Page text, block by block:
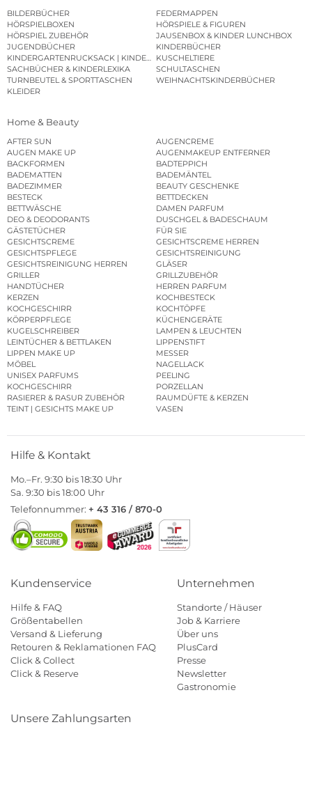
BILDERBÜCHER
FEDERMAPPEN
HÖRSPIELBOXEN
HÖRSPIELE & FIGUREN
HÖRSPIEL ZUBEHÖR
JAUSENBOX & KINDER LUNCHBOX
JUGENDBÜCHER
KINDERBÜCHER
KINDERGARTENRUCKSACK | KINDERGARTENBEUTEL
KUSCHELTIERE
SACHBÜCHER & KINDERLEXIKA
SCHULTASCHEN
TURNBEUTEL & SPORTTASCHEN
WEIHNACHTSKINDERBÜCHER
KLEIDER
Home & Beauty
AFTER SUN
AUGENCREME
AUGEN MAKE UP
AUGENMAKEUP ENTFERNER
BACKFORMEN
BADTEPPICH
BADEMATTEN
BADEMÄNTEL
BADEZIMMER
BEAUTY GESCHENKE
BESTECK
BETTDECKEN
BETTWÄSCHE
DAMEN PARFUM
DEO & DEODORANTS
DUSCHGEL & BADESCHAUM
GÄSTETÜCHER
FÜR SIE
GESICHTSCREME
GESICHTSCREME HERREN
GESICHTSPFLEGE
GESICHTSREINIGUNG
GESICHTSREINIGUNG HERREN
GLÄSER
GRILLER
GRILLZUBEHÖR
HANDTÜCHER
HERREN PARFUM
KERZEN
KOCHBESTECK
KOCHGESCHIRR
KOCHTÖPFE
KÖRPERPFLEGE
KÜCHENGERÄTE
KUGELSCHREIBER
LAMPEN & LEUCHTEN
LEINTÜCHER & BETTLAKEN
LIPPENSTIFT
LIPPEN MAKE UP
MESSER
MÖBEL
NAGELLACK
UNISEX PARFUMS
PEELING
KOCHGESCHIRR
PORZELLAN
RASIERER & RASUR ZUBEHÖR
RAUMDÜFTE & KERZEN
TEINT | GESICHTS MAKE UP
VASEN
Hilfe & Kontakt
Mo.–Fr. 9:30 bis 18:30 Uhr
Sa. 9:30 bis 18:00 Uhr
Telefonnummer: + 43 316 / 870-0
Kundenservice
Hilfe & FAQ
Größentabellen
Versand & Lieferung
Retouren & Reklamationen FAQ
Click & Collect
Click & Reserve
Unternehmen
Standorte / Häuser
Job & Karriere
Über uns
PlusCard
Presse
Newsletter
Gastronomie
Unsere Zahlungsarten